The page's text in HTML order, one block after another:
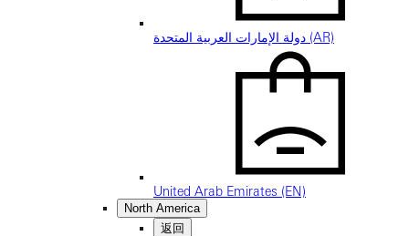
دولة الإمارات العربية المتحدة (AR)
United Arab Emirates (EN)
North America
返回